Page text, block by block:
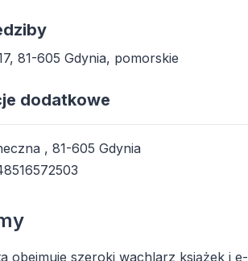
81-605 Gdynia, pomorskie
dodatkowe
, 81-605 Gdynia
obejmuje szeroki wachlarz książek i